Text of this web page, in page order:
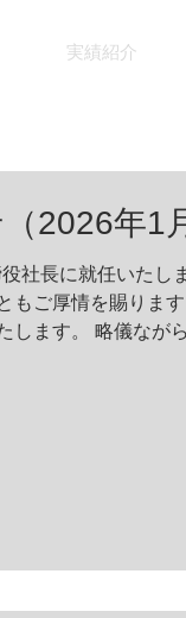
実績紹介
2026年1
社長に就任いたし
ご厚情を賜りま
ます。 略儀なが